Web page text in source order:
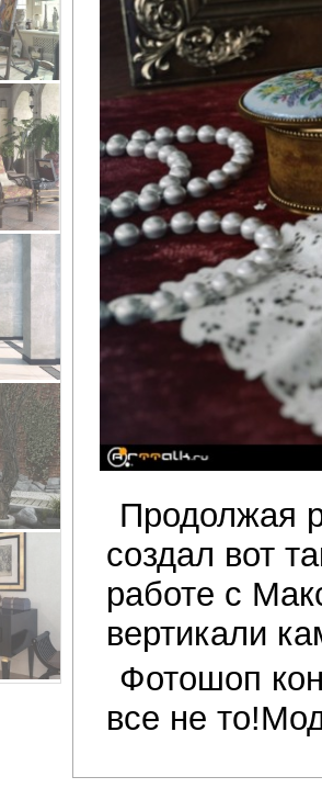
Продолжая
создал вот
работе с
вертикали
Фотошоп
все не